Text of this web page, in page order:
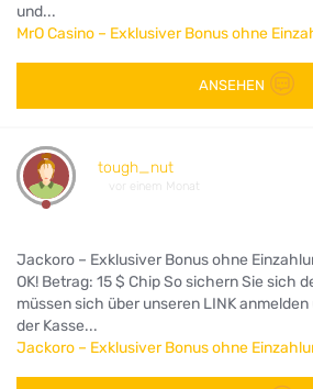
und...
MrO Casino – Exklusiver Bonus ohne
ANSEHEN
tough_nut
vor einem Monat
Jackoro – Exklusiver Bonus ohne
OK! Betrag: 15 $ Chip So sichern Sie sich
müssen sich über unseren LINK
der Kasse...
Jackoro – Exklusiver Bonus ohne